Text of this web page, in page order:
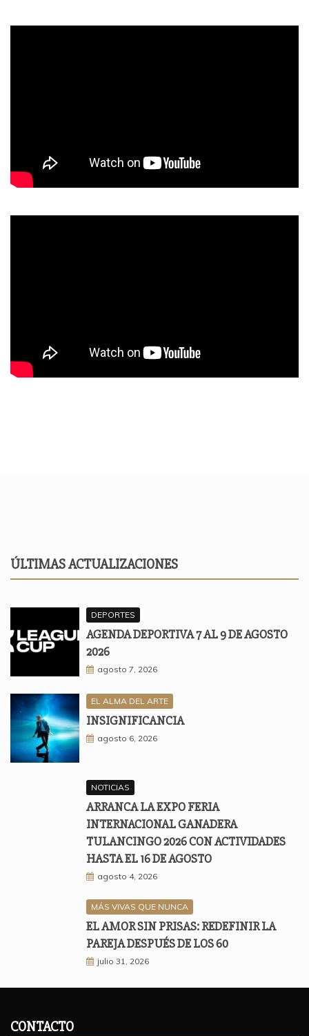
ÚLTIMAS ACTUALIZACIONES
DEPORTES
AGENDA DEPORTIVA 7 AL 9 DE AGOSTO
2026
agosto 7, 2026
EL ALMA DEL ARTE
INSIGNIFICANCIA
agosto 6, 2026
NOTICIAS
ARRANCA LA EXPO FERIA
INTERNACIONAL GANADERA
TULANCINGO 2026 CON ACTIVIDADES
HASTA EL 16 DE AGOSTO
agosto 4, 2026
MÁS VIVAS QUE NUNCA
EL AMOR SIN PRISAS: REDEFINIR LA
PAREJA DESPUÉS DE LOS 60
julio 31, 2026
CONTACTO